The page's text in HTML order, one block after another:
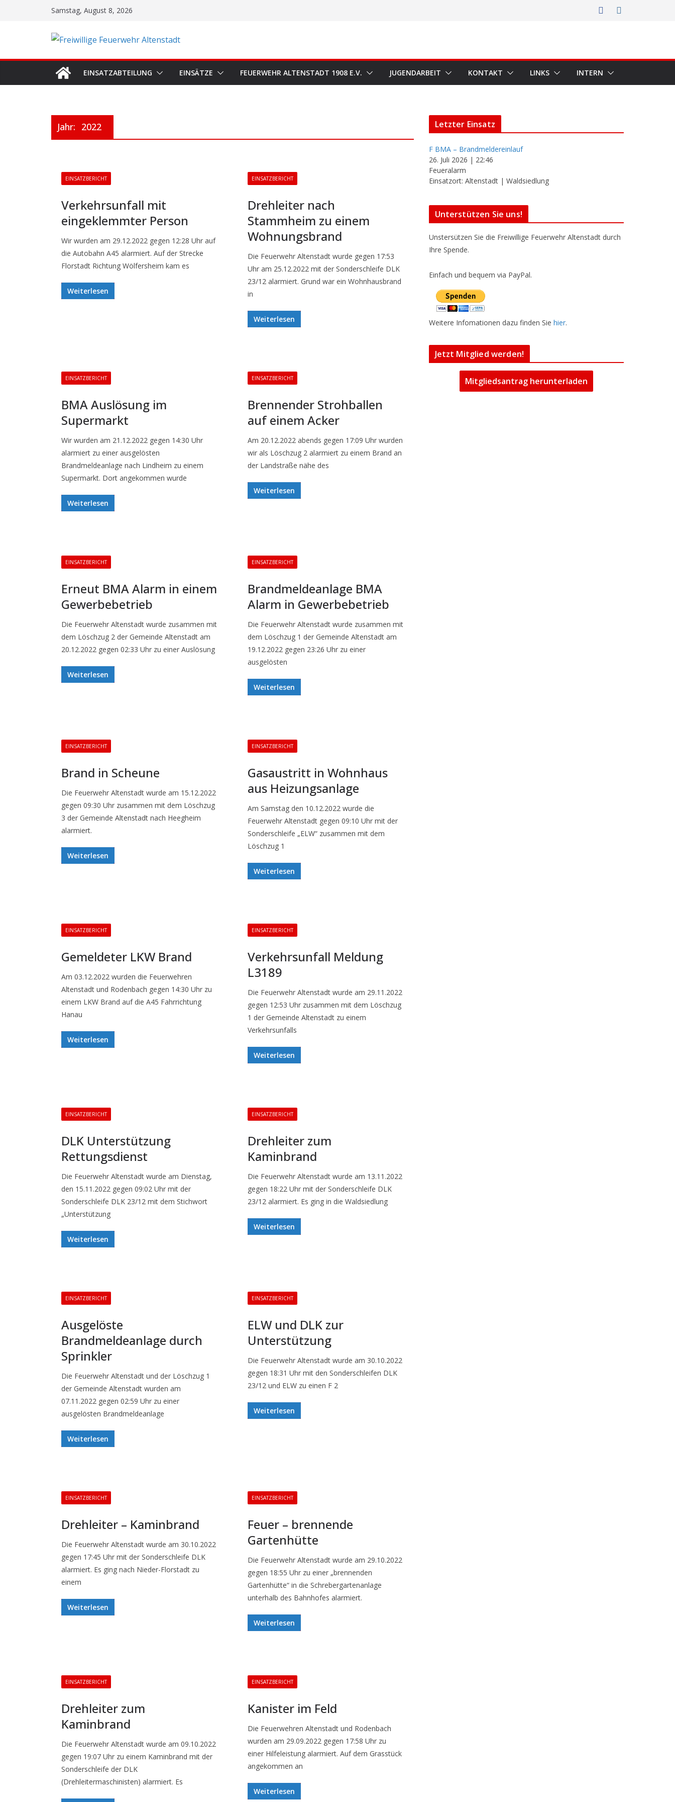
Samstag, August 8, 2026
EINSATZABTEILUNG EINSÄTZE FEUERWEHR ALTENSTADT 1908 E.V. JUGENDARBEIT KONTAKT LINKS INTERN
Jahr: 2022
EINSATZBERICHT
Verkehrsunfall mit
eingeklemmter Person
Wir wurden am 29.12.2022 gegen 12:28 Uhr auf
die Autobahn A45 alarmiert. Auf der Strecke
Florstadt Richtung Wölfersheim kam es
Weiterlesen
EINSATZBERICHT
Drehleiter nach
Stammheim zu einem
Wohnungsbrand
Die Feuerwehr Altenstadt wurde gegen 17:53
Uhr am 25.12.2022 mit der Sonderschleife DLK
23/12 alarmiert. Grund war ein Wohnhausbrand
in
Weiterlesen
EINSATZBERICHT
BMA Auslösung im
Supermarkt
Wir wurden am 21.12.2022 gegen 14:30 Uhr
alarmiert zu einer ausgelösten
Brandmeldeanlage nach Lindheim zu einem
Supermarkt. Dort angekommen wurde
Weiterlesen
EINSATZBERICHT
Brennender Strohballen
auf einem Acker
Am 20.12.2022 abends gegen 17:09 Uhr wurden
wir als Löschzug 2 alarmiert zu einem Brand an
der Landstraße nähe des
Weiterlesen
EINSATZBERICHT
Erneut BMA Alarm in einem
Gewerbebetrieb
Die Feuerwehr Altenstadt wurde zusammen mit
dem Löschzug 2 der Gemeinde Altenstadt am
20.12.2022 gegen 02:33 Uhr zu einer Auslösung
Weiterlesen
EINSATZBERICHT
Brandmeldeanlage BMA
Alarm in Gewerbebetrieb
Die Feuerwehr Altenstadt wurde zusammen mit
dem Löschzug 1 der Gemeinde Altenstadt am
19.12.2022 gegen 23:26 Uhr zu einer
ausgelösten
Weiterlesen
EINSATZBERICHT
Brand in Scheune
Die Feuerwehr Altenstadt wurde am 15.12.2022
gegen 09:30 Uhr zusammen mit dem Löschzug
3 der Gemeinde Altenstadt nach Heegheim
alarmiert.
Weiterlesen
EINSATZBERICHT
Gasaustritt in Wohnhaus
aus Heizungsanlage
Am Samstag den 10.12.2022 wurde die
Feuerwehr Altenstadt gegen 09:10 Uhr mit der
Sonderschleife „ELW“ zusammen mit dem
Löschzug 1
Weiterlesen
EINSATZBERICHT
Gemeldeter LKW Brand
Am 03.12.2022 wurden die Feuerwehren
Altenstadt und Rodenbach gegen 14:30 Uhr zu
einem LKW Brand auf die A45 Fahrrichtung
Hanau
Weiterlesen
EINSATZBERICHT
Verkehrsunfall Meldung
L3189
Die Feuerwehr Altenstadt wurde am 29.11.2022
gegen 12:53 Uhr zusammen mit dem Löschzug
1 der Gemeinde Altenstadt zu einem
Verkehrsunfalls
Weiterlesen
EINSATZBERICHT
DLK Unterstützung
Rettungsdienst
Die Feuerwehr Altenstadt wurde am Dienstag,
den 15.11.2022 gegen 09:02 Uhr mit der
Sonderschleife DLK 23/12 mit dem Stichwort
„Unterstützung
Weiterlesen
EINSATZBERICHT
Drehleiter zum
Kaminbrand
Die Feuerwehr Altenstadt wurde am 13.11.2022
gegen 18:22 Uhr mit der Sonderschleife DLK
23/12 alarmiert. Es ging in die Waldsiedlung
Weiterlesen
EINSATZBERICHT
Ausgelöste
Brandmeldeanlage durch
Sprinkler
Die Feuerwehr Altenstadt und der Löschzug 1
der Gemeinde Altenstadt wurden am
07.11.2022 gegen 02:59 Uhr zu einer
ausgelösten Brandmeldeanlage
Weiterlesen
EINSATZBERICHT
ELW und DLK zur
Unterstützung
Die Feuerwehr Altenstadt wurde am 30.10.2022
gegen 18:31 Uhr mit den Sonderschleifen DLK
23/12 und ELW zu einen F 2
Weiterlesen
EINSATZBERICHT
Drehleiter – Kaminbrand
Die Feuerwehr Altenstadt wurde am 30.10.2022
gegen 17:45 Uhr mit der Sonderschleife DLK
alarmiert. Es ging nach Nieder-Florstadt zu
einem
Weiterlesen
EINSATZBERICHT
Feuer – brennende
Gartenhütte
Die Feuerwehr Altenstadt wurde am 29.10.2022
gegen 18:55 Uhr zu einer „brennenden
Gartenhütte“ in die Schrebergartenanlage
unterhalb des Bahnhofes alarmiert.
Weiterlesen
EINSATZBERICHT
Drehleiter zum
Kaminbrand
Die Feuerwehr Altenstadt wurde am 09.10.2022
gegen 19:07 Uhr zu einem Kaminbrand mit der
Sonderschleife der DLK
(Drehleitermaschinisten) alarmiert. Es
EINSATZBERICHT
Kanister im Feld
Die Feuerwehren Altenstadt und Rodenbach
wurden am 29.09.2022 gegen 17:58 Uhr zu
einer Hilfeleistung alarmiert. Auf dem Grasstück
angekommen an
Weiterlesen
Letzter Einsatz
F BMA – Brandmeldereinlauf
26. Juli 2026 | 22:46
Feueralarm
Einsatzort: Altenstadt | Waldsiedlung
Unterstützen Sie uns!
Unstersützen Sie die Freiwillige Feuerwehr Altenstadt durch
Ihre Spende.
Einfach und bequem via PayPal.
Weitere Infomationen dazu finden Sie hier.
Jetzt Mitglied werden!
Mitgliedsantrag herunterladen